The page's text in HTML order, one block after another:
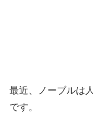
最近、ノーブルは
です。